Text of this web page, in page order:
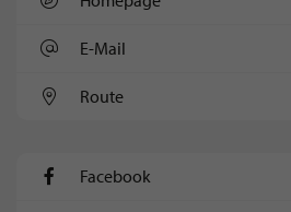
E-Mail
Route
Facebook